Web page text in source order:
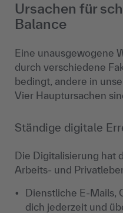
Ursachen für
Balance
Eine unausgewogene
durch verschiedene
bedingt, andere in
Vier Hauptursachen
Ständige digitale
Die Digitalisierung hat
Arbeits- und
Dienstliche E-Mails,
dich jederzeit und